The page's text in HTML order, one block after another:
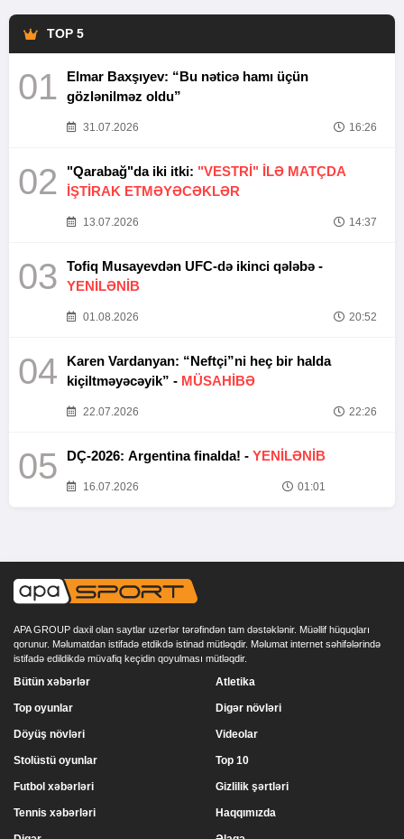
TOP 5
01
Elmar Baxşıyev: “Bu nəticə hamı üçün
gözlənilməz oldu”
31.07.2026 16:26
02 "Qarabağ"da iki itki: "VESTRİ" İLƏ MATÇDA
İŞTİRAK ETMƏYƏCƏKLƏR
13.07.2026 14:37
03
Tofiq Musayevdən UFC-də ikinci qələbə -
YENİLƏNİB
01.08.2026 20:52
04
Karen Vardanyan: “Neftçi”ni heç bir halda
kiçiltməyəcəyik” - MÜSAHİBƏ
22.07.2026 22:26
05 DÇ-2026: Argentina finalda! - YENİLƏNİB
16.07.2026 01:01
APA GROUP daxil olan saytlar uzerlər tərəfindən tam dəstəklənir. Müəllif hüquqları
qorunur. Məlumatdan istifadə etdikdə istinad mütləqdir. Məlumat internet səhifələrində
istifadə edildikdə müvafiq keçidin qoyulması mütləqdir.
Bütün xəbərlər
Top oyunlar
Döyüş növləri
Stolüstü oyunlar
Atletika
Digər növləri
Videolar
Top 10
Futbol xəbərləri
Tennis xəbərləri
Gizlilik şərtləri
Haqqımızda